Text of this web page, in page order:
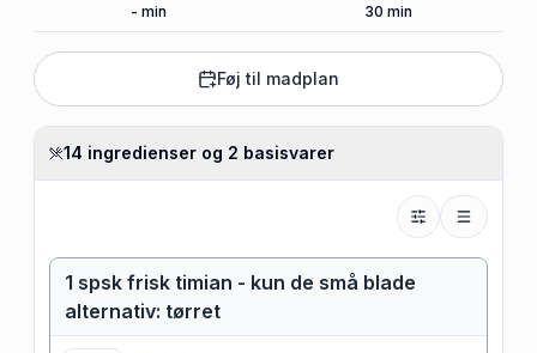
- min
30 min
Føj til madplan
14 ingredienser og 2 basisvarer
1 spsk frisk timian - kun de små blade
alternativ: tørret